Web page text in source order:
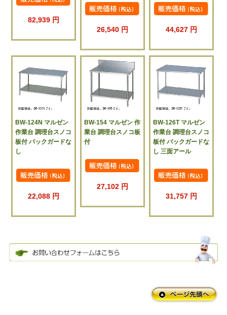
82,939 円
26,540 円 44,627 円
BW-124N マルゼン
作業台 調理台スノコ
板付 バックガードな
し
22,088 円
BW-154 マルゼン 作
業台 調理台スノコ板
付
27,102 円
BW-126T マルゼン
作業台 調理台スノコ
板付 バックガードな
し 三面アール
31,757 円